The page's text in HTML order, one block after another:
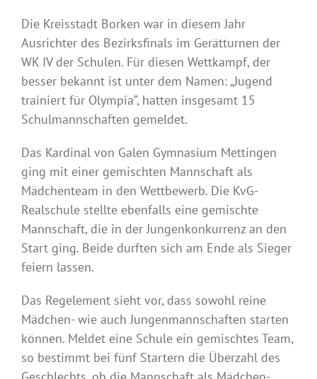
Die Kreisstadt Borken war in diesem Jahr
Ausrichter des Bezirksfinals im Gerätturnen der
WK IV der Schulen. Für diesen Wettkampf, der
besser bekannt ist unter dem Namen: „Jugend
trainiert für Olympia“, hatten insgesamt 15
Schulmannschaften gemeldet.
Das Kardinal von Galen Gymnasium Mettingen
ging mit einer gemischten Mannschaft als
Mädchenteam in den Wettbewerb. Die KvG-
Realschule stellte ebenfalls eine gemischte
Mannschaft, die in der Jungenkonkurrenz an den
Start ging. Beide durften sich am Ende als Sieger
feiern lassen.
Das Regelement sieht vor, dass sowohl reine
Mädchen- wie auch Jungenmannschaften starten
können. Meldet eine Schule ein gemischtes Team,
so bestimmt bei fünf Startern die Überzahl des